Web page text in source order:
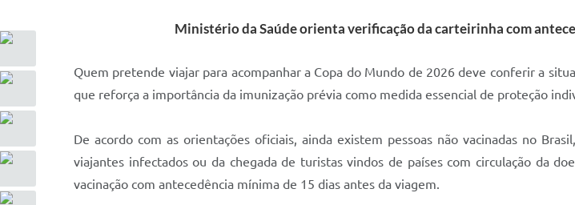
Ministério da Saúde orienta verificação da carteirinha com
Quem pretende viajar para acompanhar a Copa do Mundo de 2026 deve conferir a
que reforça a importância da imunização prévia como medida essencial de proteção
De acordo com as orientações oficiais, ainda existem pessoas não vacinadas no
viajantes infectados ou da chegada de turistas vindos de países com circulação da
vacinação com antecedência mínima de 15 dias antes da viagem.